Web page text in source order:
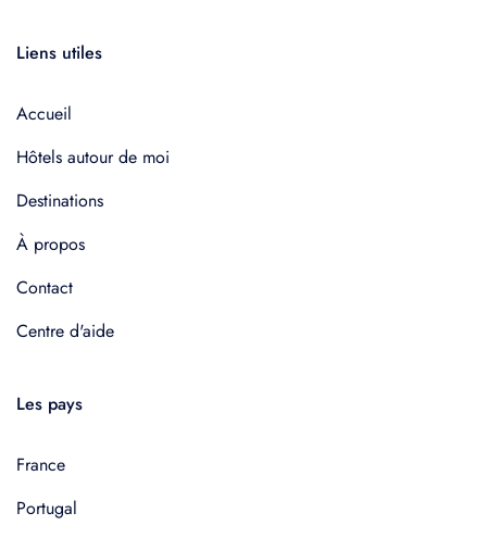
Liens utiles
Accueil
Hôtels autour de moi
Destinations
À propos
Contact
Centre d'aide
Les pays
France
Portugal